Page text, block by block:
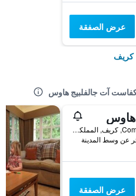
عرض الصفقة
كريف
آت جالفلبيج هاوس
هاوس
Comrie Road, كريف, المملكة المتحدة
عرض الصفقة